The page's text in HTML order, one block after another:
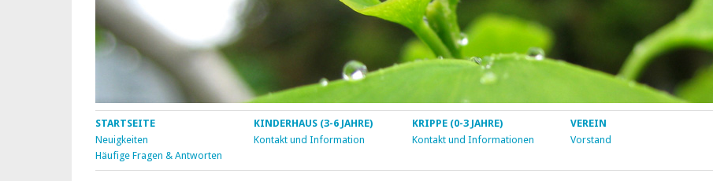
STARTSEITE
Neuigkeiten
Häufige Fragen & Antworten
KINDERHAUS (3-6 JAHRE)
Kontakt und Information
KRIPPE (0-3 JAHRE)
Kontakt und Informationen
VEREIN
Vorstand